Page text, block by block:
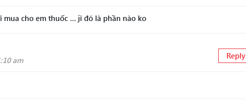
mua cho em thuốc … ji đó là phần nào ko
am
Reply